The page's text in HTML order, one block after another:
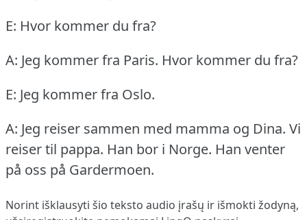
E: Hvor kommer du fra?
A: Jeg kommer fra Paris. Hvor kommer du fra?
E: Jeg kommer fra Oslo.
A: Jeg reiser sammen med mamma og Dina. Vi
reiser til pappa. Han bor i Norge. Han venter
på oss på Gardermoen.
Norint išklausyti šio teksto audio įrašų ir išmokti žodyną,